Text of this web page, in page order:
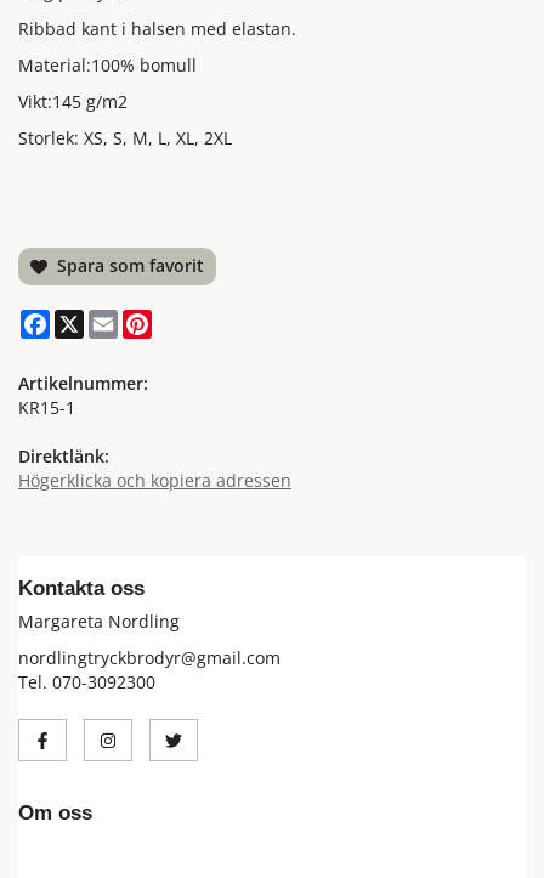
Ribbad kant i halsen med elastan.
Material:100% bomull
Vikt:145 g/m2
Storlek: XS, S, M, L, XL, 2XL
Spara som favorit
Facebook
X Email
Artikelnummer:
KR15-1
Direktlänk:
Högerklicka och kopiera adressen
Kontakta oss
Margareta Nordling
nordlingtryckbrodyr@gmail.com
Tel. 070-3092300
Om oss